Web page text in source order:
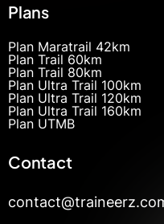
Plans
Plan Maratrail 42km
Plan Trail 60km
Plan Trail 80km
Plan Ultra Trail 100km
Plan Ultra Trail 120km
Plan Ultra Trail 160km
Plan UTMB
Contact